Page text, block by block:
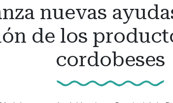
nuevas
de los
cordobeses